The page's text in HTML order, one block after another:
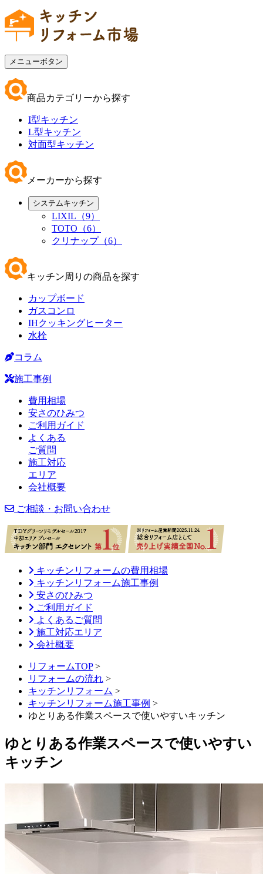
メニューボタン
商品カテゴリーから探す
I型キッチン
L型キッチン
対面型キッチン
メーカーから探す
システムキッチン
LIXIL（9）
TOTO（6）
クリナップ（6）
キッチン周りの商品を探す
カップボード
ガスコンロ
IHクッキングヒーター
水栓
コラム
施工事例
費用相場
安さのひみつ
ご利用ガイド
よくある
ご質問
施工対応
エリア
会社概要
ご相談・お問い合わせ
キッチンリフォームの費用相場
キッチンリフォーム施工事例
安さのひみつ
ご利用ガイド
よくあるご質問
施工対応エリア
会社概要
リフォームTOP>
リフォームの流れ >
キッチンリフォーム >
キッチンリフォーム施工事例 >
ゆとりある作業スペースで使いやすいキッチン
ゆとりある作業スペースで使いやすい
キッチン